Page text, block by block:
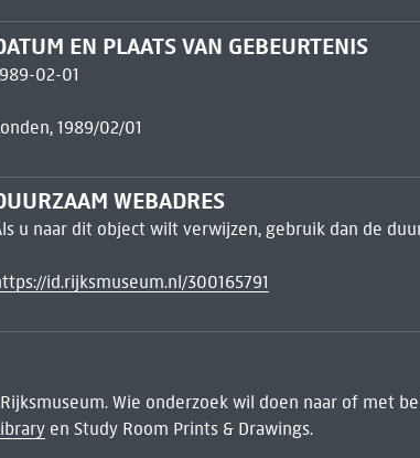
EN PLAATS VAN GEBEURTENIS
02-01
1989/02/01
WEBADRES
u naar dit object wilt verwijzen, gebruik dan de
id.rijksmuseum.nl/300165791
Wie onderzoek wil doen naar of met
en Study Room Prints & Drawings.